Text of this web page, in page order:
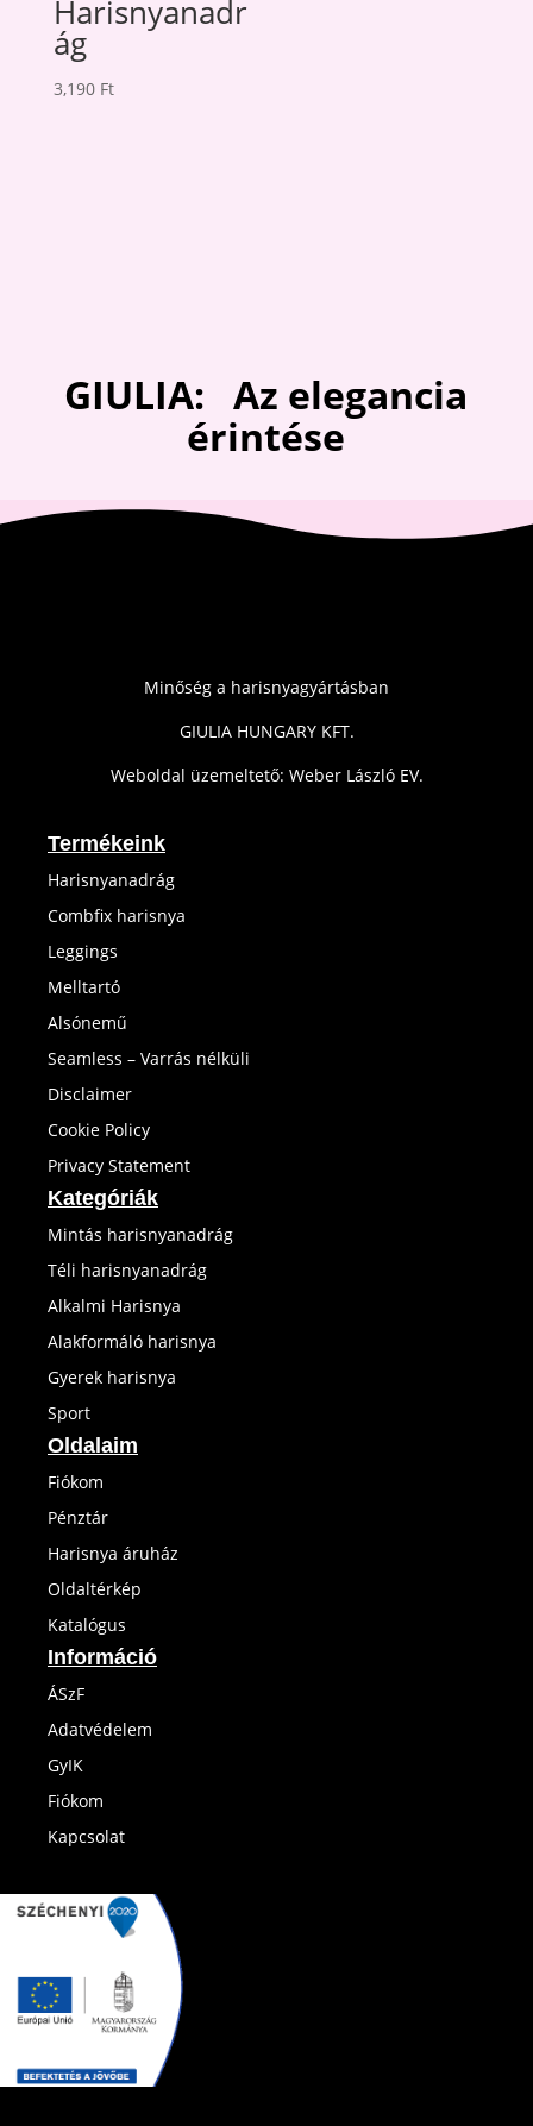
Harisnyanadr
ág
3,190 Ft
GIULIA: Az elegancia
érintése
Minőség a harisnyagyártásban
GIULIA HUNGARY KFT.
Weboldal üzemeltető: Weber László EV.
Termékeink
Harisnyanadrág
Combfix harisnya
Leggings
Melltartó
Alsónemű
Seamless – Varrás nélküli
Disclaimer
Cookie Policy
Privacy Statement
Kategóriák
Mintás harisnyanadrág
Téli harisnyanadrág
Alkalmi Harisnya
Alakformáló harisnya
Gyerek harisnya
Sport
Oldalaim
Fiókom
Pénztár
Harisnya áruház
Oldaltérkép
Katalógus
Információ
ÁSzF
Adatvédelem
GyIK
Fiókom
Kapcsolat